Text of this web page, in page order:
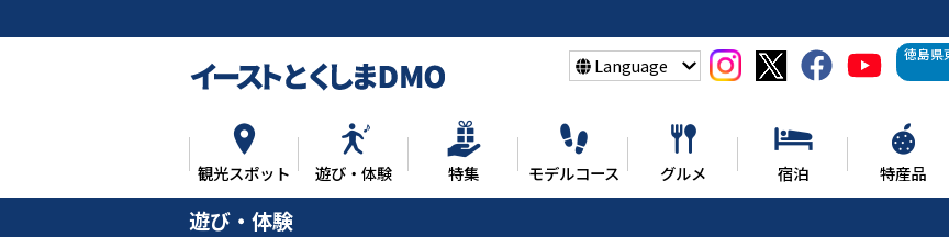
Language
徳島県
観光スポット 遊び・体験 特集 モデルコース グルメ 宿泊 特産品
遊び・体験